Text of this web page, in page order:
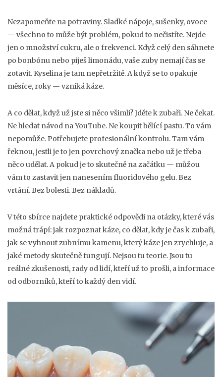
Nezapomeňte na potraviny. Sladké nápoje, sušenky, ovoce
— všechno to může být problém, pokud to nečistíte. Nejde
jen o množství cukru, ale o frekvenci. Když celý den sáhnete
po bonbónu nebo piješ limonádu, vaše zuby nemají čas se
zotavit. Kyselina je tam nepřetržitě. A když se to opakuje
měsíce, roky — vzniká káze.
A co dělat, když už jste si něco všimli? Jděte k zubaři. Ne čekat.
Ne hledat návod na YouTube. Ne koupit bělící pastu. To vám
nepomůže. Potřebujete profesionální kontrolu. Tam vám
řeknou, jestli je to jen povrchový značka nebo už je třeba
něco udělat. A pokud je to skutečně na začátku — můžou
vám to zastavit jen nanesením fluoridového gelu. Bez
vrtání. Bez bolesti. Bez nákladů.
V této sbírce najdete praktické odpovědi na otázky, které vás
možná trápí: jak rozpoznat káze, co dělat, kdy je čas k zubaři,
jak se vyhnout zubnímu kamenu, který káze jen zrychluje, a
jaké metody skutečně fungují. Nejsou tu teorie. Jsou tu
reálné zkušenosti, rady od lidí, kteří už to prošli, a informace
od odborníků, kteří to každý den vidí.